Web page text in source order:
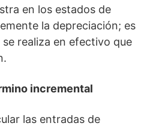
en los estados de
la depreciación; es
realiza en efectivo que
incremental
las entradas de